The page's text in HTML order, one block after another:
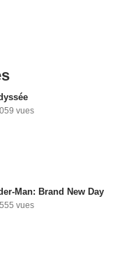
vues
Man: Brand New Day
vues